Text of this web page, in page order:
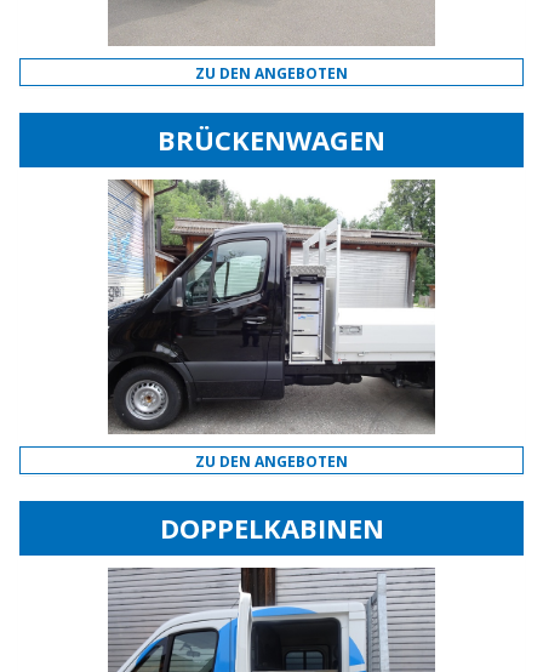
ZU DEN ANGEBOTEN
BRÜCKENWAGEN
ZU DEN ANGEBOTEN
DOPPELKABINEN